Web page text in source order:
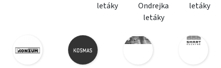
letáky
Ondrejka
letáky
letáky